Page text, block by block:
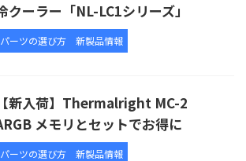
クーラー「NL-LC1シリーズ」
パーツの選び方 新製品情報
【新入荷】Thermalright MC-2
メモリとセットでお得に
パーツの選び方 新製品情報